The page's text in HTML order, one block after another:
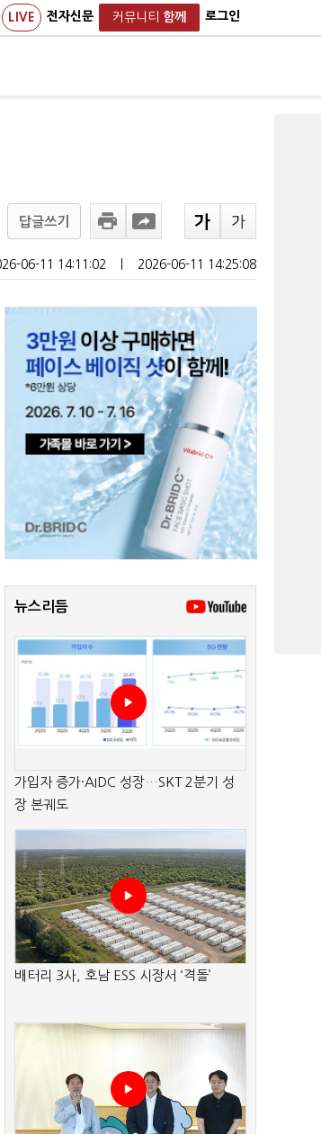
LIVE 전자신문 커뮤니티 함께 로그인
답글쓰기
06-11 14:11:02 2026-06-11 14:25:08
뉴스리듬
가입자 증가·AIDC 성장…SKT 2분기 성
장 본궤도
배터리 3사, 호남 ESS 시장서 ‘격돌’